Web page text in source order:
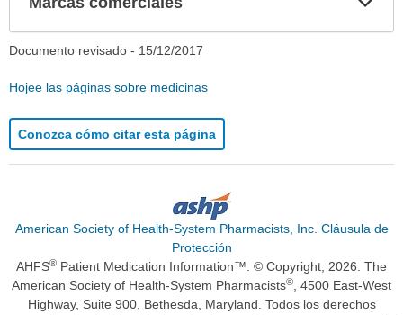
Documento revisado - 15/12/2017
Hojee las páginas sobre medicinas
Conozca cómo citar esta página
American Society of Health-System Pharmacists, Inc. Cláusula de
Protección
AHFS® Patient Medication Information™. © Copyright, 2026. The
American Society of Health-System Pharmacists®, 4500 East-West
Highway, Suite 900, Bethesda, Maryland. Todos los derechos